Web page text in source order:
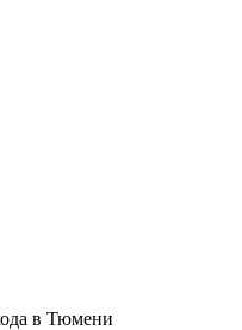
в Тюмени